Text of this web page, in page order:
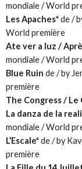
mondiale / World
Les Apaches*de /
World première
Ate ver a luz /
mondiale / World
Blue Ruin de / by
première
The Congress / Le
La danza de la
mondiale / World
L’Escale*de / by
première